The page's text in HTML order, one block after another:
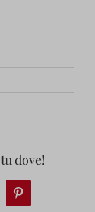
dove!
Pinterest